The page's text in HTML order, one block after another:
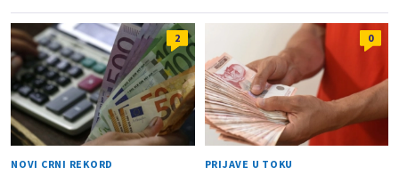
2
NOVI CRNI REKORD
0
PRIJAVE U TOKU